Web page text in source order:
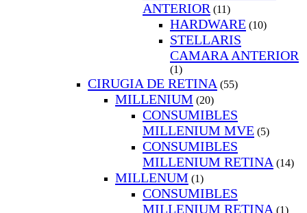
ANTERIOR (11)
HARDWARE (10)
STELLARIS
CAMARA ANTERIOR
(1)
CIRUGIA DE RETINA (55)
MILLENIUM (20)
CONSUMIBLES
MILLENIUM MVE (5)
CONSUMIBLES
MILLENIUM RETINA (14)
MILLENUM (1)
CONSUMIBLES
MILLENIUM RETINA (1)